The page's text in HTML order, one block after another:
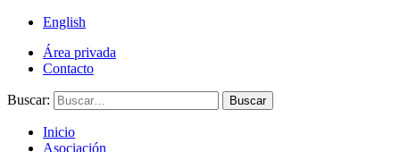
English
Área privada
Contacto
Buscar: Buscar
Inicio
Asociación